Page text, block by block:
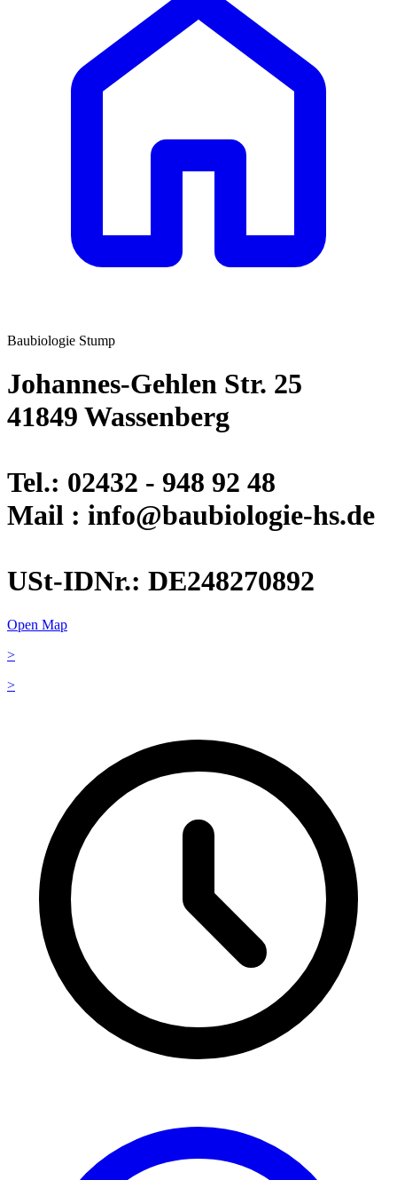
Baubiologie Stump
Johannes-Gehlen Str. 25
41849 Wassenberg
Tel.: 02432 - 948 92 48
Mail : info@baubiologie-hs.de
USt-IDNr.: DE248270892
Open Map
>
>